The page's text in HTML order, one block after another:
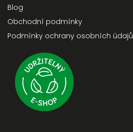
Blog
Obchodní podmínky
Podmínky ochrany osobních údajů